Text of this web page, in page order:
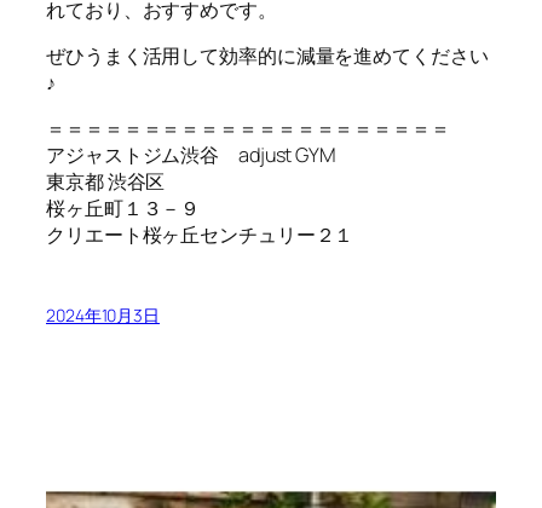
れており、おすすめです。
ぜひうまく活用して効率的に減量を進めてください
♪
＝＝＝＝＝＝＝＝＝＝＝＝＝＝＝＝＝＝＝＝＝
アジャストジム渋谷 adjust GYM
東京都 渋谷区
桜ヶ丘町１３－９
クリエート桜ヶ丘センチュリー２１
2024年10月3日